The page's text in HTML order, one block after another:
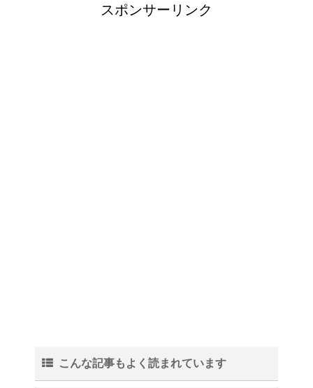
スポンサーリンク
こんな記事もよく読まれています